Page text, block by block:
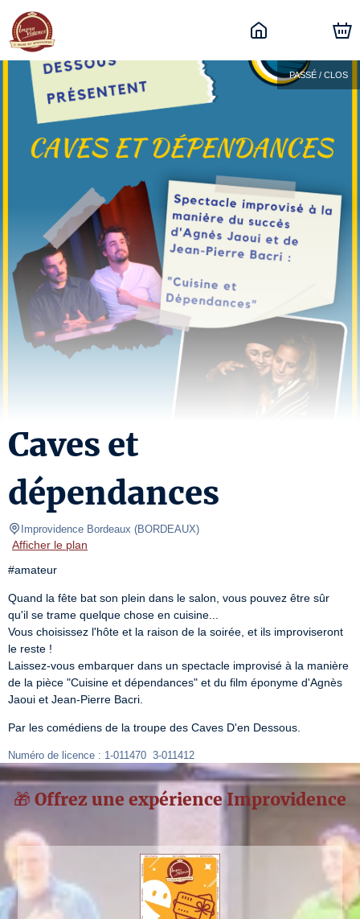
PASSÉ / CLOS
Caves et
dépendances
Improvidence Bordeaux (BORDEAUX)
Afficher le plan
#amateur
Quand la fête bat son plein dans le salon, vous pouvez être sûr
qu'il se trame quelque chose en cuisine...
Vous choisissez l'hôte et la raison de la soirée, et ils improviseront
le reste !
Laissez-vous embarquer dans un spectacle improvisé à la manière
de la pièce "Cuisine et dépendances" et du film éponyme d'Agnès
Jaoui et Jean-Pierre Bacri.
Par les comédiens de la troupe des Caves D'en Dessous.
Numéro de licence : 1-011470  3-011412
🎁 Offrez une expérience Improvidence